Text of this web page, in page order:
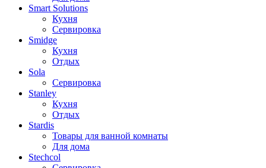
Smart Solutions
Кухня
Сервировка
Smidge
Кухня
Отдых
Sola
Сервировка
Stanley
Кухня
Отдых
Stardis
Товары для ванной комнаты
Для дома
Stechcol